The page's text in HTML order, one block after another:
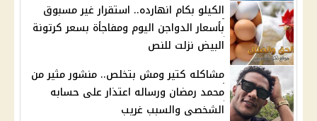
الكيلو بكام انهارده.. استقرار غير مسبوق
بأسعار الدواجن اليوم ومفاجأة بسعر كرتونة
البيض نزلت للنص
مشاكله كتير ومش بتخلص.. منشور مثير من
محمد رمضان ورساله اعتذار على حسابه
الشخصى والسبب غريب